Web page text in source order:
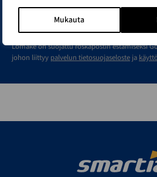
Mukauta
Olen tutustunut
henkilötietojeni käsittelyn siinä
Lomake on suojattu roskapostin estämiseksi
johon liittyy palvelun tietosuojaseloste ja